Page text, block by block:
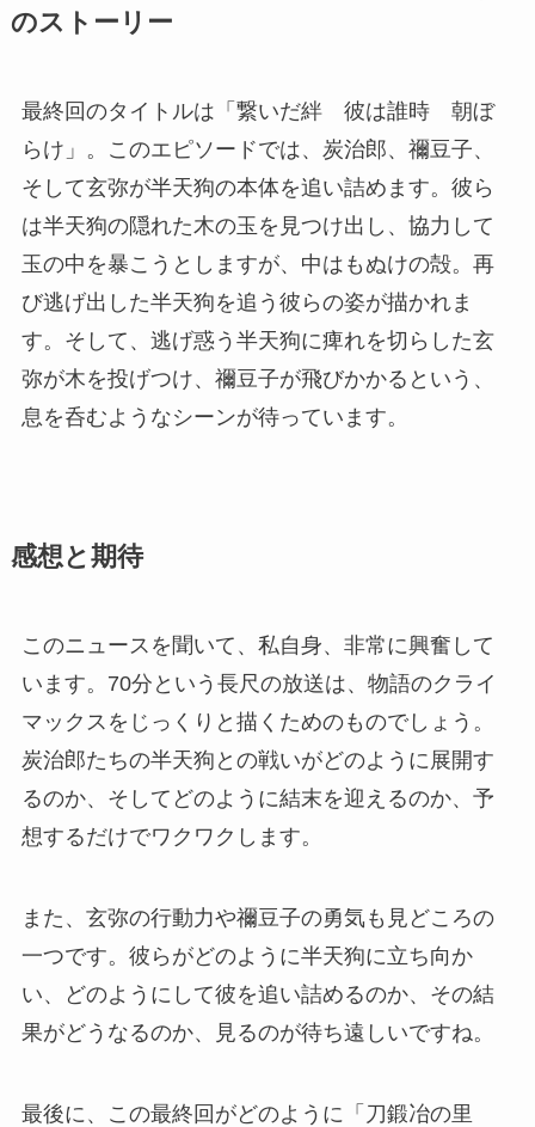
のストーリー
最終回のタイトルは「繋いだ絆 彼は誰時 朝ぼ
らけ」。このエピソードでは、炭治郎、禰豆子、
そして玄弥が半天狗の本体を追い詰めます。彼ら
は半天狗の隠れた木の玉を見つけ出し、協力して
玉の中を暴こうとしますが、中はもぬけの殻。再
び逃げ出した半天狗を追う彼らの姿が描かれま
す。そして、逃げ惑う半天狗に痺れを切らした玄
弥が木を投げつけ、禰豆子が飛びかかるという、
息を呑むようなシーンが待っています。
感想と期待
このニュースを聞いて、私自身、非常に興奮して
います。70分という長尺の放送は、物語のクライ
マックスをじっくりと描くためのものでしょう。
炭治郎たちの半天狗との戦いがどのように展開す
るのか、そしてどのように結末を迎えるのか、予
想するだけでワクワクします。
また、玄弥の行動力や禰豆子の勇気も見どころの
一つです。彼らがどのように半天狗に立ち向か
い、どのようにして彼を追い詰めるのか、その結
果がどうなるのか、見るのが待ち遠しいですね。
最後に、この最終回がどのように「刀鍛冶の里